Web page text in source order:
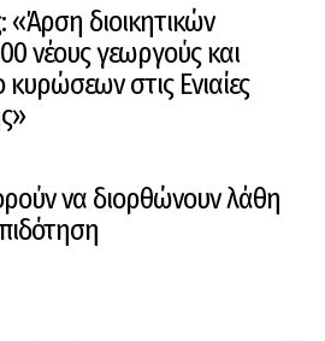
«Άρση διοικητικών
νέους γεωργούς και
κυρώσεων στις Ενιαίες
να διορθώνουν λάθη